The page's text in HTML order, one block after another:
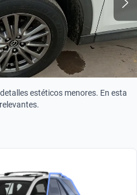
estéticos menores. En esta